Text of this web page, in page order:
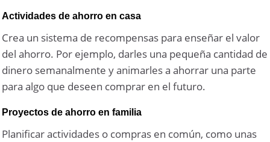
Actividades de ahorro en casa
Crea un sistema de recompensas para enseñar el valor
del ahorro. Por ejemplo, darles una pequeña cantidad de
dinero semanalmente y animarles a ahorrar una parte
para algo que deseen comprar en el futuro.
Proyectos de ahorro en familia
Planificar actividades o compras en común, como unas